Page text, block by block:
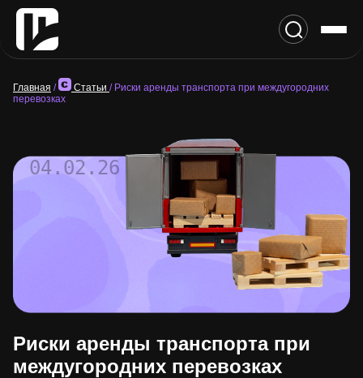
Главная / Статьи / Риски аренды транспорта при междугородних
перевозках
04.02.26
Риски аренды транспорта при
междугородних перевозках